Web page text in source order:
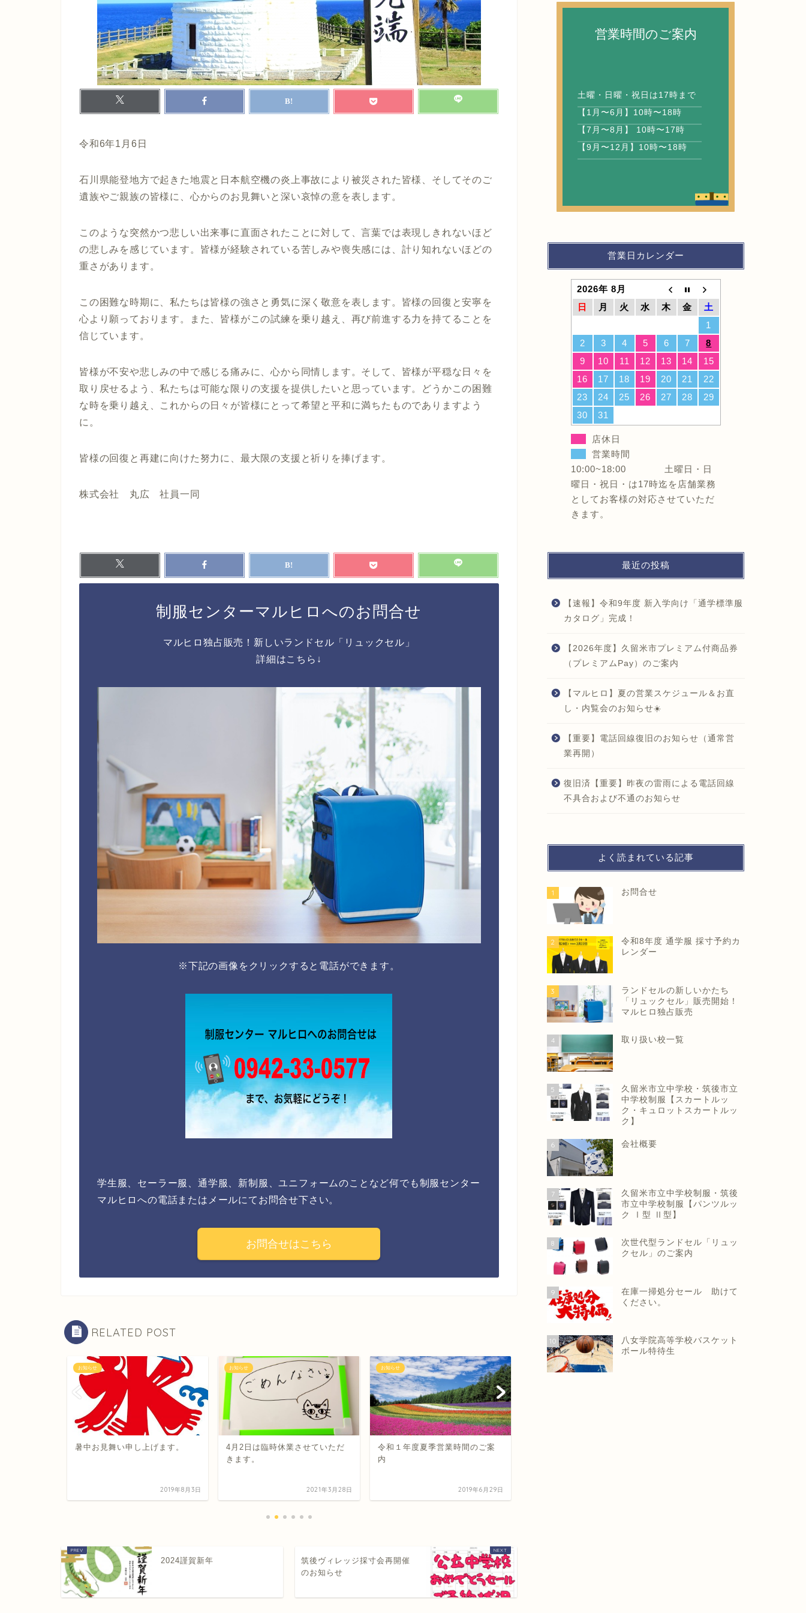
令和6年1月6日
石川県能登地方で起きた地震と日本航空機の炎上事故により被災された皆様、そしてそのご
遺族やご親族の皆様に、心からのお見舞いと深い哀悼の意を表します。
このような突然かつ悲しい出来事に直面されたことに対して、言葉では表現しきれないほど
の悲しみを感じています。皆様が経験されている苦しみや喪失感には、計り知れないほどの
重さがあります。
この困難な時期に、私たちは皆様の強さと勇気に深く敬意を表します。皆様の回復と安寧を
心より願っております。また、皆様がこの試練を乗り越え、再び前進する力を持てることを
信じています。
皆様が不安や悲しみの中で感じる痛みに、心から同情します。そして、皆様が平穏な日々を
取り戻せるよう、私たちは可能な限りの支援を提供したいと思っています。どうかこの困難
な時を乗り越え、これからの日々が皆様にとって希望と平和に満ちたものでありますよう
に。
皆様の回復と再建に向けた努力に、最大限の支援と祈りを捧げます。
株式会社 丸広 社員一同
制服センターマルヒロへのお問合せ
マルヒロ独占販売！新しいランドセル「リュックセル」
詳細はこちら↓
※下記の画像をクリックすると電話ができます。
学生服、セーラー服、通学服、新制服、ユニフォームのことなど何でも制服センター
マルヒロへの電話またはメールにてお問合せ下さい。
お問合せはこちら
RELATED POST
お知らせ
暑中お見舞い申し上げます。
2019年8月3日
お知らせ
4月2日は臨時休業させていただ
きます。
2021年3月28日
お知らせ
令和１年度夏季営業時間のご案
内
2019年6月29日
お知らせ
2024謹賀新年
筑後ヴィレッジ採寸会再開催
のお知らせ
営業時間のご案内
土曜・日曜・祝日は17時まで
【1月〜6月】10時〜18時
【7月〜8月】 10時〜17時
【9月〜12月】10時〜18時
営業日カレンダー
2026年 8月
日
月 火 水 木 金
土
1
2
3 4 5 6 7
8
9
10 11 12 13 14
15
16
17 18 19 20 21
22
23
24 25 26 27 28
29
30
31
店休日
営業時間
10:00~18:00 土曜日・日
曜日・祝日・は17時迄を店舗業務
としてお客様の対応させていただ
きます。
最近の投稿
【速報】令和9年度 新入学向け「通学標準服
カタログ」完成！
【2026年度】久留米市プレミアム付商品券
（プレミアムPay）のご案内
【マルヒロ】夏の営業スケジュール＆お直
し・内覧会のお知らせ☀️
【重要】電話回線復旧のお知らせ（通常営
業再開）
復旧済【重要】昨夜の雷雨による電話回線
不具合および不通のお知らせ
よく読まれている記事
1 お問合せ
2
令和8年度 通学服 採寸予約カ
レンダー
3
ランドセルの新しいかたち
「リュックセル」販売開始！
マルヒロ独占販売
4 取り扱い校一覧
5
久留米市立中学校・筑後市立
中学校制服【スカートルッ
ク・キュロットスカートルッ
ク】
6 会社概要
7
久留米市立中学校制服・筑後
市立中学校制服【パンツルッ
ク Ⅰ型 Ⅱ型】
8
次世代型ランドセル「リュッ
クセル」のご案内
9
在庫一掃処分セール 助けて
ください。
10
八女学院高等学校バスケット
ボール特待生